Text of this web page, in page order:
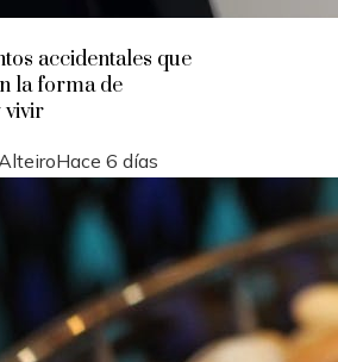
accidentales que
la forma de
vivir
Hace 6 días